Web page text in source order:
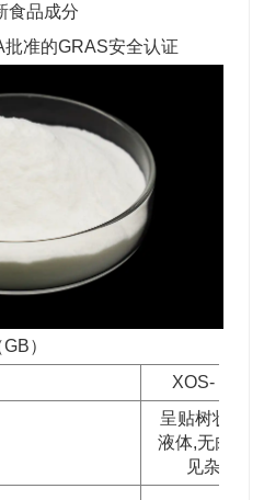
品成分
准的GRAS安全认证
）
XOS- -70L
呈贴树状透明
液体,无肉眼
见杂质